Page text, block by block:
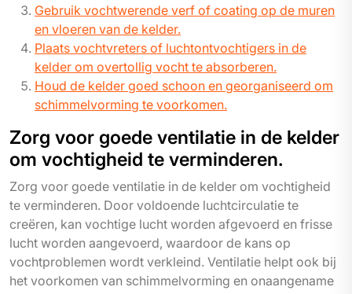
Gebruik vochtwerende verf of coating op de muren
en vloeren van de kelder.
Plaats vochtvreters of luchtontvochtigers in de
kelder om overtollig vocht te absorberen.
Houd de kelder goed schoon en georganiseerd om
schimmelvorming te voorkomen.
Zorg voor goede ventilatie in de kelder
om vochtigheid te verminderen.
Zorg voor goede ventilatie in de kelder om vochtigheid
te verminderen. Door voldoende luchtcirculatie te
creëren, kan vochtige lucht worden afgevoerd en frisse
lucht worden aangevoerd, waardoor de kans op
vochtproblemen wordt verkleind. Ventilatie helpt ook bij
het voorkomen van schimmelvorming en onaangename